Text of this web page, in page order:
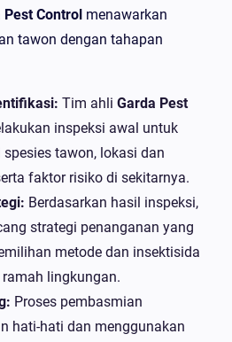
Pest Control menawarkan
tawon dengan tahapan
Tim ahli Garda Pest
inspeksi awal untuk
tawon, lokasi dan
faktor risiko di sekitarnya.
Berdasarkan hasil inspeksi,
strategi penanganan yang
metode dan insektisida
lingkungan.
Proses pembasmian
hati-hati dan menggunakan